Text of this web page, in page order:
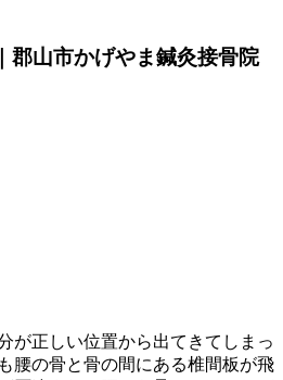
郡山市かげやま鍼灸接骨院
が正しい位置から出てきてしまっ
腰の骨と骨の間にある椎間板が飛